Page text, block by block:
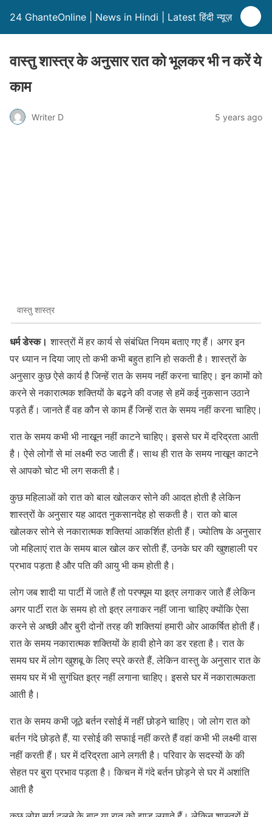
24 GhanteOnline | News in Hindi | Latest हिंदी न्यूज़
वास्तु शास्त्र के अनुसार रात को भूलकर भी न करें ये
काम
Writer D 5 years ago
वास्तु शास्त्र
धर्म डेस्क।शास्त्रों में हर कार्य से संबंधित नियम बताए गए हैं। अगर इन
पर ध्यान न दिया जाए तो कभी कभी बहुत हानि हो सकती है। शास्त्रों के
अनुसार कुछ ऐसे कार्य है जिन्हें रात के समय नहीं करना चाहिए। इन कामों को
करने से नकारात्मक शक्तियों के बढ़ने की वजह से हमें कई नुकसान उठाने
पड़ते हैं। जानते हैं वह कौन से काम हैं जिन्हें रात के समय नहीं करना चाहिए।
रात के समय कभी भी नाखून नहीं काटने चाहिए। इससे घर में दरिद्रता आती
है। ऐसे लोगों से मां लक्ष्मी रुठ जाती हैं। साथ ही रात के समय नाखून काटने
से आपको चोट भी लग सकती है।
कुछ महिलाओं को रात को बाल खोलकर सोने की आदत होती है लेकिन
शास्त्रों के अनुसार यह आदत नुकसानदेह हो सकती है। रात को बाल
खोलकर सोने से नकारात्मक शक्तियां आकर्शित होती हैं। ज्योतिष के अनुसार
जो महिलाएं रात के समय बाल खोल कर सोती हैं, उनके घर की खुशहाली पर
प्रभाव पड़ता है और पति की आयु भी कम होती है।
लोग जब शादी या पार्टी में जाते हैं तो परफ्यूम या इत्र लगाकर जाते हैं लेकिन
अगर पार्टी रात के समय हो तो इत्र लगाकर नहीं जाना चाहिए क्योंकि ऐसा
करने से अच्छी और बुरी दोनों तरह की शक्तियां हमारी ओर आकर्षित होती हैं।
रात के समय नकारात्मक शक्तियों के हावी होने का डर रहता है। रात के
समय घर में लोग खुशबू के लिए स्प्रे करते हैं, लेकिन वास्तु के अनुसार रात के
समय घर में भी सुगंधित इत्र नहीं लगाना चाहिए। इससे घर में नकारात्मकता
आती है।
रात के समय कभी जूठे बर्तन रसोई में नहीं छोड़ने चाहिए। जो लोग रात को
बर्तन गंदे छोड़ते हैं, या रसोई की सफाई नहीं करते हैं वहां कभी भी लक्ष्मी वास
नहीं करती हैं। घर में दरिद्रता आने लगती है। परिवार के सदस्यों के की
सेहत पर बुरा प्रभाव पड़ता है। किचन में गंदे बर्तन छोड़ने से घर में अशांति
आती है